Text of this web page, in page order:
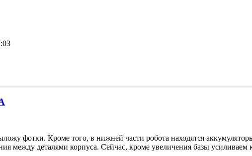
фотки. Кроме того, в нижней части робота находятся
между деталями корпуса. Сейчас, кроме увеличения базы усиливаем